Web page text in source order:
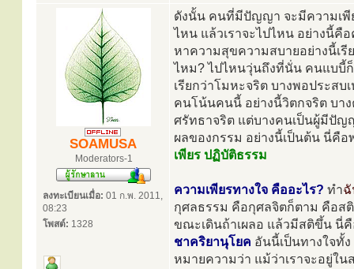
SOAMUSA
Moderators-1
ลงทะเบียนเมื่อ: 01 ก.พ. 2011,
08:23
โพสต์: 1328
ดังนั้น คนที่มีปัญญา จะมีความเ
ไหน แล้วเราจะไปไหน อย่างนี้
หาความสุขความสบายอย่างนี้เรี
ไหม? ไปไหนวุ่นถึงที่นั่น คนแบบี้ก็
เรียกว่าโมหะจริต บางพอประส
คนโน้นคนนี้ อย่างนี้วิตกจริต บา
ศรัทธาจริต แต่บางคนเป็นผู้มีปัญ
ผลของกรรม อย่างนี้เป็นต้น นี่คื
เพียร ปฏิบัติธรรม
ความเพียรทางใจ คืออะไร? ทำฉั
กุศลธรรม คือกุศลจิตก็ตาม คือส
ขณะเดินถ้าเผลอ แล้วมีสติขึ้น นี่
ชาคริยานุโยค อันนี้เป็นทางใจทั้
หมายความว่า แม้ว่าเราจะอยู่ใน